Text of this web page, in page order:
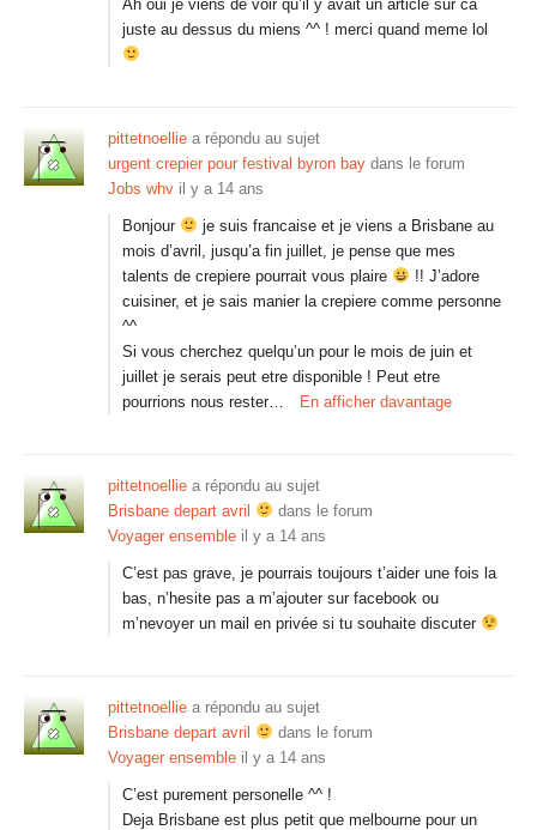
Ah oui je viens de voir qu’il y avait un article sur ca
juste au dessus du miens ^^ ! merci quand meme lol
pittetnoellie a répondu au sujet
urgent crepier pour festival byron bay dans le forum
Jobs whv il y a 14 ans
Bonjour
je suis francaise et je viens a Brisbane au
mois d’avril, jusqu’a fin juillet, je pense que mes
talents de crepiere pourrait vous plaire
!! J’adore
cuisiner, et je sais manier la crepiere comme personne
^^
Si vous cherchez quelqu’un pour le mois de juin et
juillet je serais peut etre disponible ! Peut etre
pourrions nous rester…
En afficher davantage
pittetnoellie a répondu au sujet
Brisbane depart avril
dans le forum
Voyager ensemble il y a 14 ans
C’est pas grave, je pourrais toujours t’aider une fois la
bas, n’hesite pas a m’ajouter sur facebook ou
m’nevoyer un mail en privée si tu souhaite discuter
pittetnoellie a répondu au sujet
Brisbane depart avril
dans le forum
Voyager ensemble il y a 14 ans
C’est purement personelle ^^ !
Deja Brisbane est plus petit que melbourne pour un